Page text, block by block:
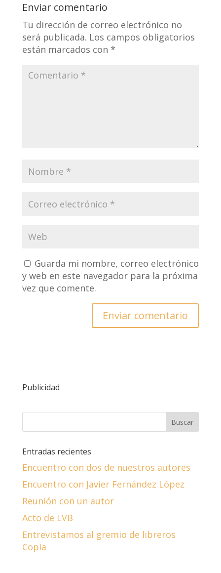
Enviar comentario
Tu dirección de correo electrónico no
será publicada. Los campos obligatorios
están marcados con *
Guarda mi nombre, correo electrónico
y web en este navegador para la próxima
vez que comente.
Publicidad
Entradas recientes
Encuentro con dos de nuestros autores
Encuentro con Javier Fernández López
Reunión con un autor
Acto de LVB
Entrevistamos al gremio de libreros
Copia